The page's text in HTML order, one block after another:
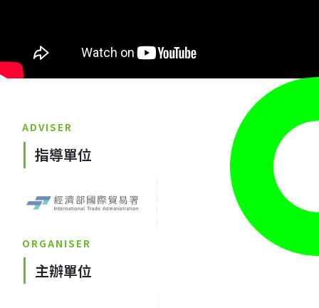
ADVISER
指導單位
ORGANISER
主辦單位